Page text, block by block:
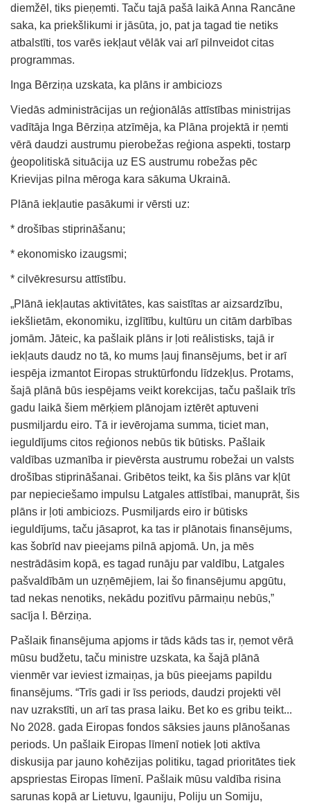
diemžēl, tiks pieņemti. Taču tajā pašā laikā Anna Rancāne
saka, ka priekšlikumi ir jāsūta, jo, pat ja tagad tie netiks
atbalstīti, tos varēs iekļaut vēlāk vai arī pilnveidot citas
programmas.
Inga Bērziņa uzskata, ka plāns ir ambiciozs
Viedās administrācijas un reģionālās attīstības ministrijas
vadītāja Inga Bērziņa atzīmēja, ka Plāna projektā ir ņemti
vērā daudzi austrumu pierobežas reģiona aspekti, tostarp
ģeopolitiskā situācija uz ES austrumu robežas pēc
Krievijas pilna mēroga kara sākuma Ukrainā.
Plānā iekļautie pasākumi ir vērsti uz:
* drošības stiprināšanu;
* ekonomisko izaugsmi;
* cilvēkresursu attīstību.
„Plānā iekļautas aktivitātes, kas saistītas ar aizsardzību,
iekšlietām, ekonomiku, izglītību, kultūru un citām darbības
jomām. Jāteic, ka pašlaik plāns ir ļoti reālistisks, tajā ir
iekļauts daudz no tā, ko mums ļauj finansējums, bet ir arī
iespēja izmantot Eiropas struktūrfondu līdzekļus. Protams,
šajā plānā būs iespējams veikt korekcijas, taču pašlaik trīs
gadu laikā šiem mērķiem plānojam iztērēt aptuveni
pusmiljardu eiro. Tā ir ievērojama summa, ticiet man,
ieguldījums citos reģionos nebūs tik būtisks. Pašlaik
valdības uzmanība ir pievērsta austrumu robežai un valsts
drošības stiprināšanai. Gribētos teikt, ka šis plāns var kļūt
par nepieciešamo impulsu Latgales attīstībai, manuprāt, šis
plāns ir ļoti ambiciozs. Pusmiljards eiro ir būtisks
ieguldījums, taču jāsaprot, ka tas ir plānotais finansējums,
kas šobrīd nav pieejams pilnā apjomā. Un, ja mēs
nestrādāsim kopā, es tagad runāju par valdību, Latgales
pašvaldībām un uzņēmējiem, lai šo finansējumu apgūtu,
tad nekas nenotiks, nekādu pozitīvu pārmaiņu nebūs,”
sacīja I. Bērziņa.
Pašlaik finansējuma apjoms ir tāds kāds tas ir, ņemot vērā
mūsu budžetu, taču ministre uzskata, ka šajā plānā
vienmēr var ieviest izmaiņas, ja būs pieejams papildu
finansējums. “Trīs gadi ir īss periods, daudzi projekti vēl
nav uzrakstīti, un arī tas prasa laiku. Bet ko es gribu teikt...
No 2028. gada Eiropas fondos sāksies jauns plānošanas
periods. Un pašlaik Eiropas līmenī notiek ļoti aktīva
diskusija par jauno kohēzijas politiku, tagad prioritātes tiek
apspriestas Eiropas līmenī. Pašlaik mūsu valdība risina
sarunas kopā ar Lietuvu, Igauniju, Poliju un Somiju,